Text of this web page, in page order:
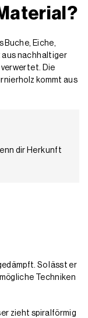
Buche, Eiche,
aus nachhaltiger
Die
kommt aus
dir Herkunft
So lässt er
Techniken
zieht spiralförmig